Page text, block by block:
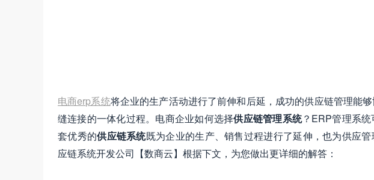
电商erp系统将企业的生产活动进行了前伸和后延，成功的供应链管理能
缝连接的一体化过程。电商企业如何选择供应链管理系统？ERP管理系
套优秀的供应链系统既为企业的生产、销售过程进行了延伸，也为供应
应链系统开发公司【数商云】根据下文，为您做出更详细的解答：